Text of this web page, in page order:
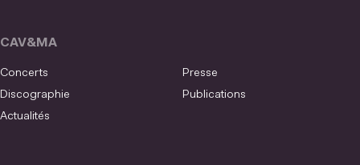
CAV&MA
Concerts
Presse
Discographie
Publications
Actualités